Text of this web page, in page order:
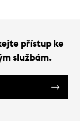
přístup ke
službám.